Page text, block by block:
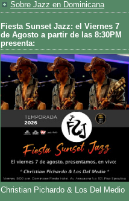
Sobre Jazz en Dominicana
Fiesta Sunset Jazz: el Viernes 7
de Agosto a partir de las 8:30PM
presenta:
Christian Pichardo & Los Del Medio